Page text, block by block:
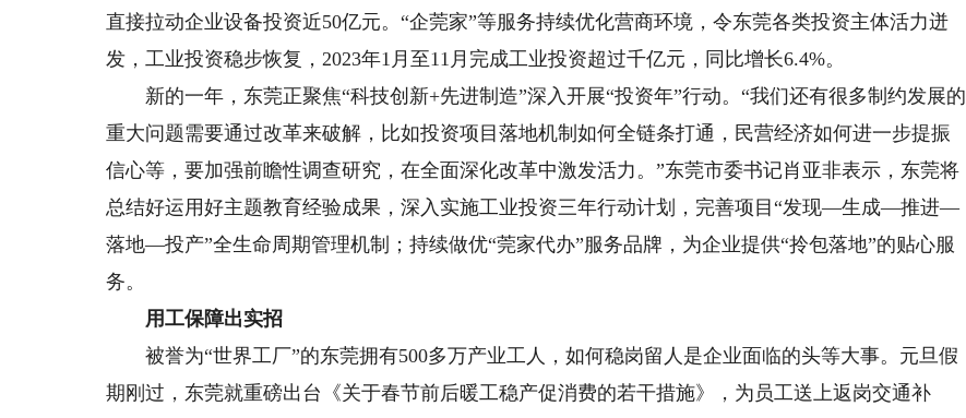
直接拉动企业设备投资近50亿元。“企莞家”等服务持续优化营商环境，令东莞各类投资主体活力迸
发，工业投资稳步恢复，2023年1月至11月完成工业投资超过千亿元，同比增长6.4%。
新的一年，东莞正聚焦“科技创新+先进制造”深入开展“投资年”行动。“我们还有很多制约发展的
重大问题需要通过改革来破解，比如投资项目落地机制如何全链条打通，民营经济如何进一步提振
信心等，要加强前瞻性调查研究，在全面深化改革中激发活力。”东莞市委书记肖亚非表示，东莞将
总结好运用好主题教育经验成果，深入实施工业投资三年行动计划，完善项目“发现—生成—推进—
落地—投产”全生命周期管理机制；持续做优“莞家代办”服务品牌，为企业提供“拎包落地”的贴心服
务。
用工保障出实招
被誉为“世界工厂”的东莞拥有500多万产业工人，如何稳岗留人是企业面临的头等大事。元旦假
期刚过，东莞就重磅出台《关于春节前后暖工稳产促消费的若干措施》，为员工送上返岗交通补